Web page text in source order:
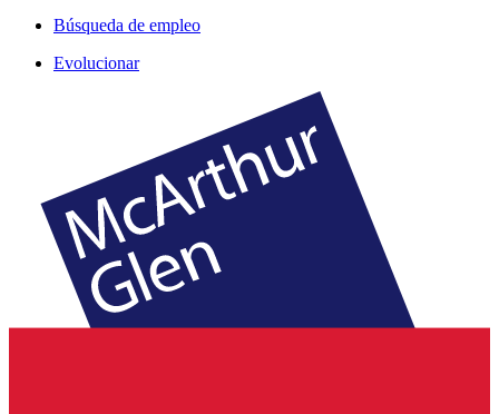
Búsqueda de empleo
Evolucionar